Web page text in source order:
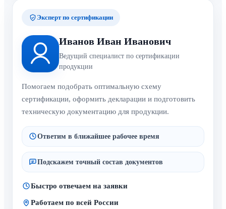
Эксперт по сертификации
Иванов Иван Иванович
Ведущий специалист по сертификации
продукции
Помогаем подобрать оптимальную схему
сертификации, оформить декларации и подготовить
техническую документацию для продукции.
Ответим в ближайшее рабочее время
Подскажем точный состав документов
Быстро отвечаем на заявки
Работаем по всей России